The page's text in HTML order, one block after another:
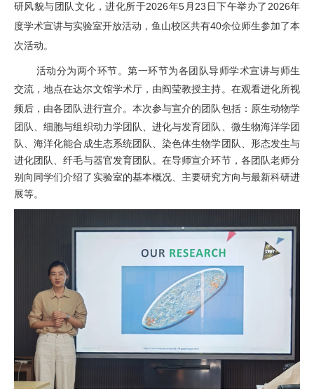
研风貌与团队文化，进化所于2026年5月23 日下午举办了2026年
度学术宣讲与实验室开放活动 ，鱼山校区共有40余位师生参加了本
次活动。
活动分为两个环节。第一环节为各团队导师学术宣讲与师生
交流，地点在达尔文馆学术厅， 由阎莹教授主持。在观看进化所视
频后，由各团队进行宣介。 本次参与宣介的团队包括：原生动物学
团队、细胞与组织动力学团队、进化与发育团队、 微生物海洋学团
队、海洋化能合成生态系统团队、染色体生物学团队、 形态发生与
进化团队、纤毛与器官发育团队。在导师宣介环节，各团队老师分
别向同学们介绍了实验室的基本概况、 主要研究方向与最新科研进
展等。